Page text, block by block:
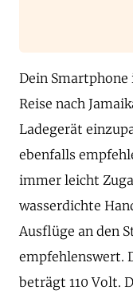
Dein
Reise nach
Ladegerät
ebenfalls
immer leicht
wasserdichte
Ausflüge an den
empfehlenswert.
beträgt 110 Volt.